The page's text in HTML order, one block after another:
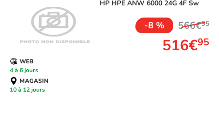
HP HPE ANW 6000 24G 4F Sw
-8 % 566€95
516€95
WEB
4 à 6 jours
MAGASIN
10 à 12 jours